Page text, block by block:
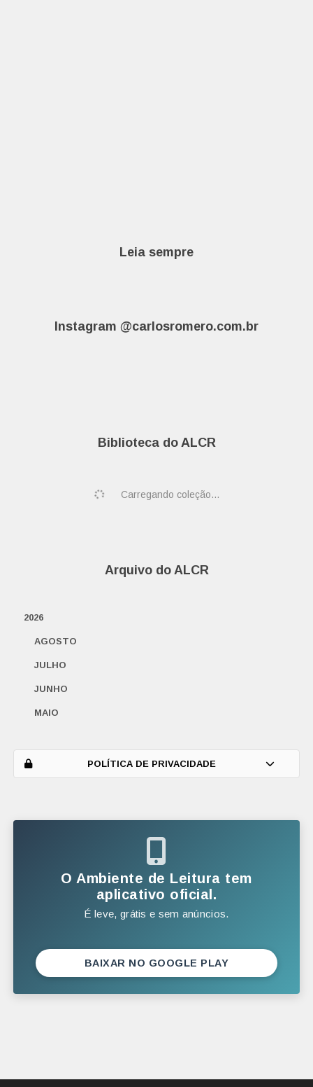
Leia sempre
Instagram @carlosromero.com.br
Biblioteca do ALCR
Carregando coleção...
Arquivo do ALCR
2026
AGOSTO
JULHO
JUNHO
MAIO
AGOSTO
MARÇO
POLÍTICA DE PRIVACIDADE
O Ambiente de Leitura tem
aplicativo oficial.
É leve, grátis e sem anúncios.
BAIXAR NO GOOGLE PLAY